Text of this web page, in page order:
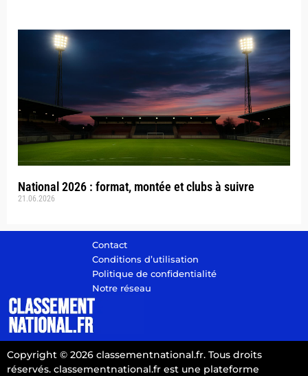
National 2026 : format, montée et clubs à suivre
21.06.2026
Contact
Conditions d’utilisation
Politique de confidentialité
Notre réseau
Copyright © 2026 classementnational.fr. Tous droits
réservés. classementnational.fr est une plateforme